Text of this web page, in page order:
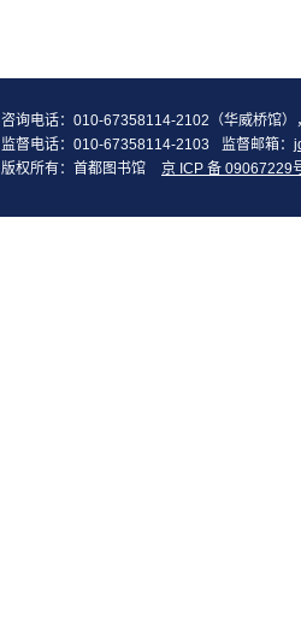
咨询电话：010-67358114-2102（华威桥馆）
监督电话：010-67358114-2103
监督邮箱：
版权所有：首都图书馆
京 ICP 备 09067229